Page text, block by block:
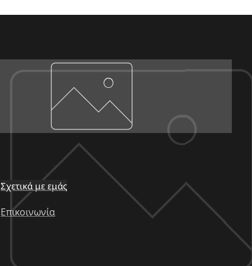
Σχετικά με εμάς
Επικοινωνία